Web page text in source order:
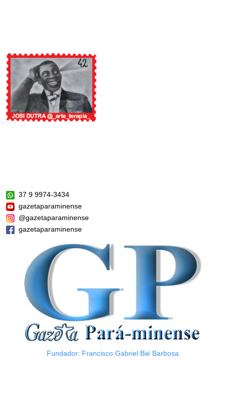
37 9 9974-3434
gazetaparaminense
@gazetaparaminense
gazetaparaminense
Fundador: Francisco Gabriel Bié Barbosa